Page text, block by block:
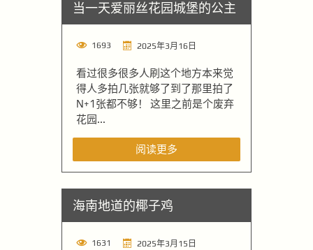
当一天爱丽丝花园城堡的公主
1693 2025年3月16日
看过很多很多人刷这个地方本来觉
得人多拍几张就够了到了那里拍了
N+1张都不够！ 这里之前是个废弃
花园...
阅读更多
海南地道的椰子鸡
1631 2025年3月15日